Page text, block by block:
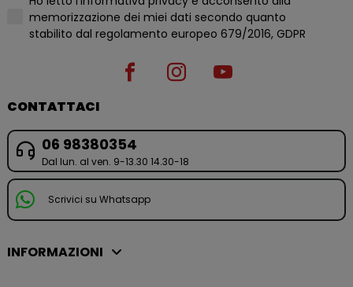
memorizzazione dei miei dati secondo quanto
stabilito dal regolamento europeo 679/2016, GDPR
CONTATTACI
06 98380354
Dal lun. al ven. 9-13.30 14.30-18
Scrivici su Whatsapp
INFORMAZIONI